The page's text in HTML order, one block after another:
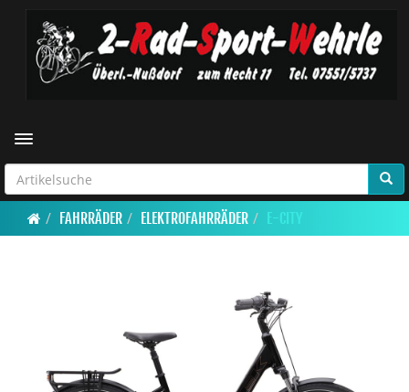
Toggle navigation
FAHRRÄDER ELEKTROFAHRRÄDER E-CITY